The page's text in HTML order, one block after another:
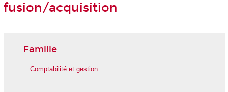
fusion/acquisition
Famille
Comptabilité et gestion